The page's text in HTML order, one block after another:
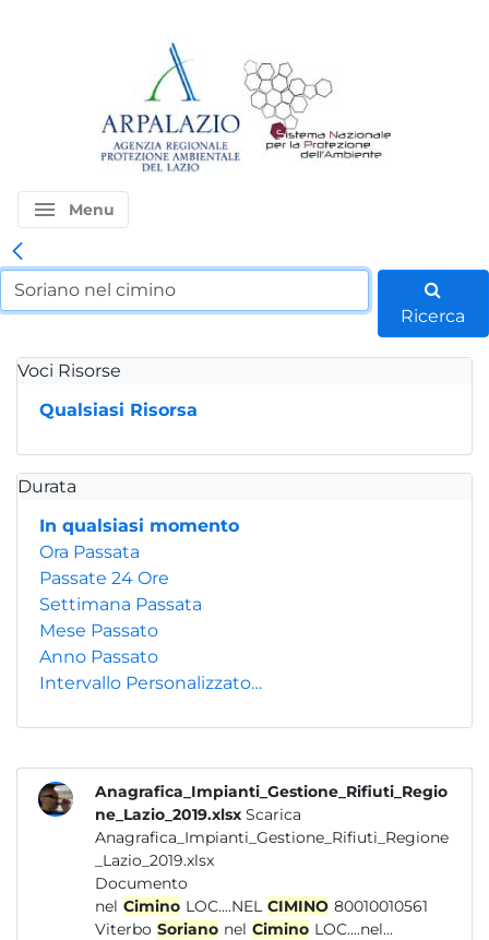
menu Menu
Ricerca
Voci Risorse
Qualsiasi Risorsa
Durata
In qualsiasi momento
Ora Passata
Passate 24 Ore
Settimana Passata
Mese Passato
Anno Passato
Intervallo Personalizzato…
Anagrafica_Impianti_Gestione_Rifiuti_Regio
ne_Lazio_2019.xlsx Scarica
Anagrafica_Impianti_Gestione_Rifiuti_Regione
_Lazio_2019.xlsx
Documento
nel Cimino LOC....NEL CIMINO 80010010561
Viterbo Soriano nel Cimino LOC....nel...